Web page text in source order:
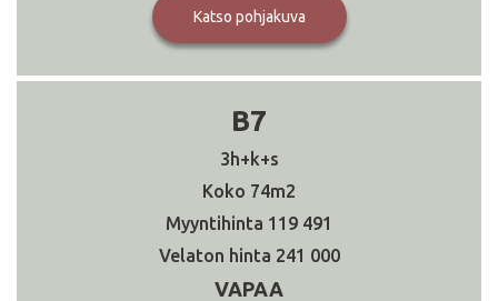
Katso pohjakuva
B7
3h+k+s
74
119 491
241 000
VAPAA